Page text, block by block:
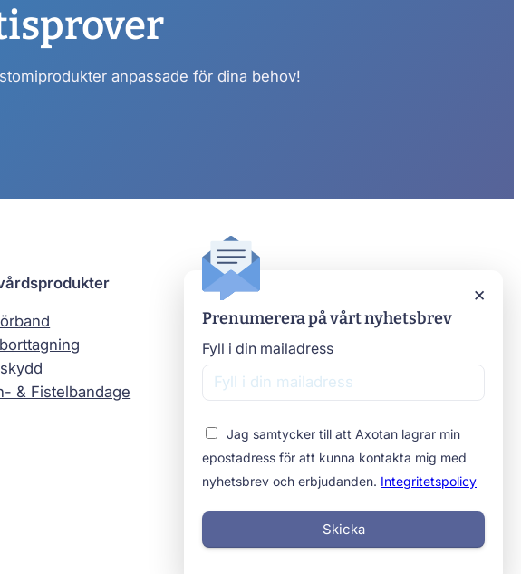
anpassade för dina behov!
& Fistelbandage
Axotan
Kontakta oss
Om oss
Stomimottagningar
Beställ prover
IntegritetspolicyCookies
×
Prenumerera på vårt nyhetsbrev
Fyll i din mailadress
Jag samtycker till att Axotan lagrar min
epostadress för att kunna kontakta mig med
nyhetsbrev och erbjudanden. Integritetspolicy
Skicka